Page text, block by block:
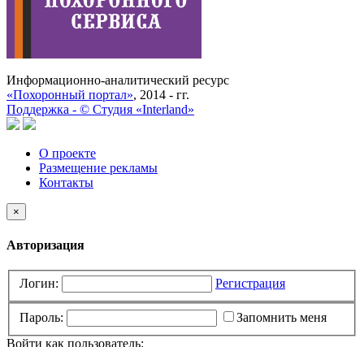
Информационно-аналитический ресурс
«Похоронный портал», 2014 - гг.
Поддержка - © Cтудия «Interland»
О проекте
Размещение рекламы
Контакты
×
Авторизация
Логин: Регистрация
Пароль:
Запомнить меня
Войти как пользователь: